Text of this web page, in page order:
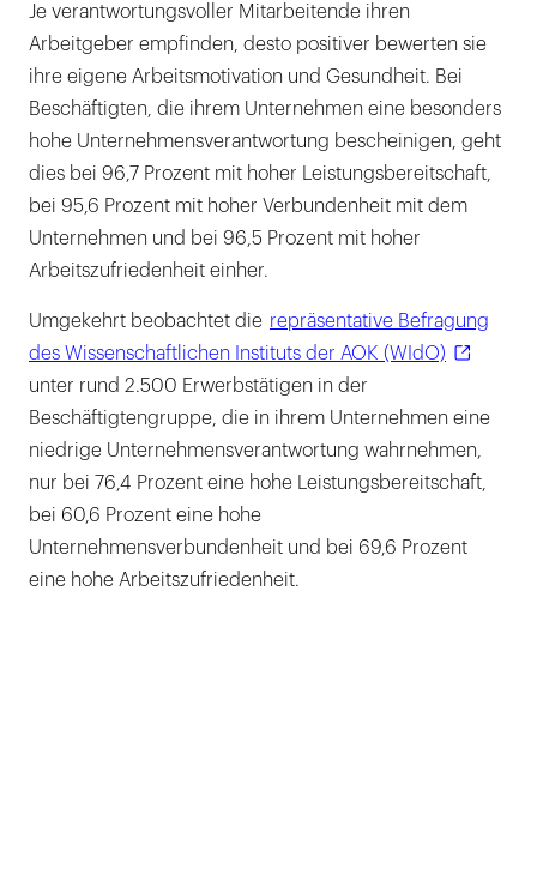
Je verantwortungsvoller Mitarbeitende ihren
Arbeitgeber empfinden, desto positiver bewerten sie
ihre eigene Arbeitsmotivation und Gesundheit. Bei
Beschäftigten, die ihrem Unternehmen eine besonders
hohe Unternehmensverantwortung bescheinigen, geht
dies bei 96,7 Prozent mit hoher Leistungsbereitschaft,
bei 95,6 Prozent mit hoher Verbundenheit mit dem
Unternehmen und bei 96,5 Prozent mit hoher
Arbeitszufriedenheit einher.
Umgekehrt beobachtet die repräsentative Befragung
des Wissenschaftlichen Instituts der AOK (WIdO)
unter rund 2.500 Erwerbstätigen in der
Beschäftigtengruppe, die in ihrem Unternehmen eine
niedrige Unternehmensverantwortung wahrnehmen,
nur bei 76,4 Prozent eine hohe Leistungsbereitschaft,
bei 60,6 Prozent eine hohe
Unternehmensverbundenheit und bei 69,6 Prozent
eine hohe Arbeitszufriedenheit.